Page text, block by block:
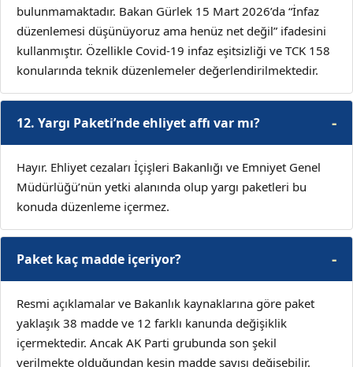
bulunmamaktadır. Bakan Gürlek 15 Mart 2026’da “İnfaz
düzenlemesi düşünüyoruz ama henüz net değil” ifadesini
kullanmıştır. Özellikle Covid-19 infaz eşitsizliği ve TCK 158
konularında teknik düzenlemeler değerlendirilmektedir.
12. Yargı Paketi’nde ehliyet affı var mı?
Hayır. Ehliyet cezaları İçişleri Bakanlığı ve Emniyet Genel
Müdürlüğü’nün yetki alanında olup yargı paketleri bu
konuda düzenleme içermez.
Paket kaç madde içeriyor?
Resmi açıklamalar ve Bakanlık kaynaklarına göre paket
yaklaşık 38 madde ve 12 farklı kanunda değişiklik
içermektedir. Ancak AK Parti grubunda son şekil
verilmekte olduğundan kesin madde sayısı değişebilir.